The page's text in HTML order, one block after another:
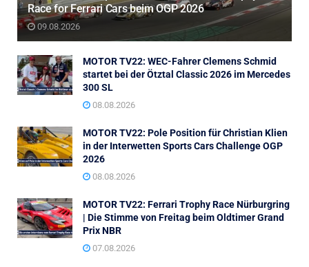
Race for Ferrari Cars beim OGP 2026
09.08.2026
MOTOR TV22: WEC-Fahrer Clemens Schmid
startet bei der Ötztal Classic 2026 im Mercedes
300 SL
08.08.2026
MOTOR TV22: Pole Position für Christian Klien
in der Interwetten Sports Cars Challenge OGP
2026
08.08.2026
MOTOR TV22: Ferrari Trophy Race Nürburgring
| Die Stimme von Freitag beim Oldtimer Grand
Prix NBR
07.08.2026